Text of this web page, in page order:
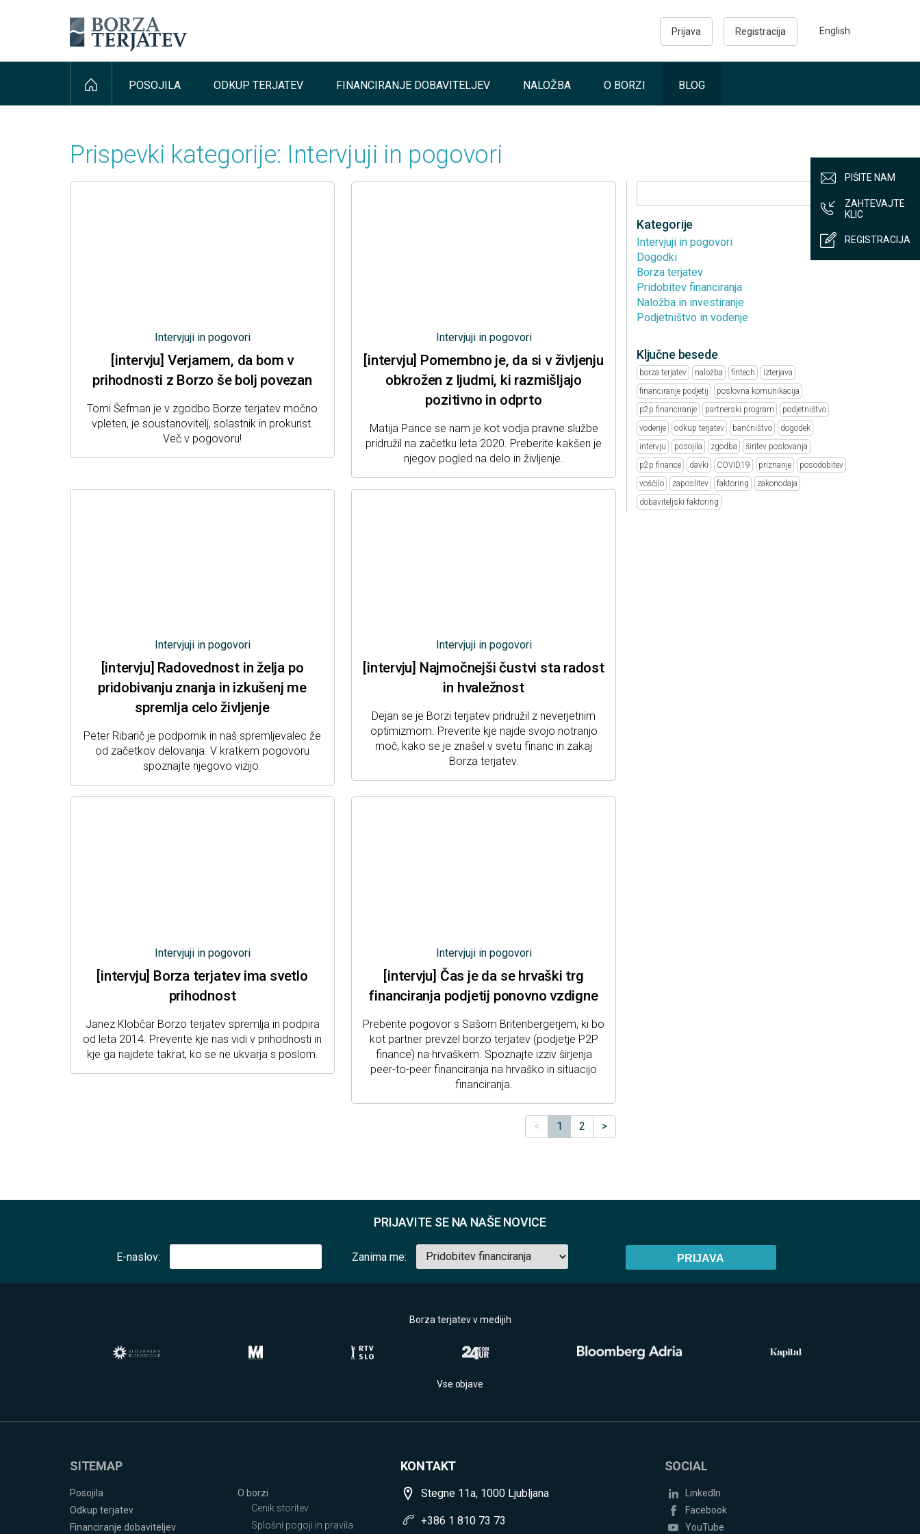
PIŠITE NAM
ZAHTEVAJTE
KLIC
REGISTRACIJA
Prijava Registracija English
POSOJILA ODKUP TERJATEV FINANCIRANJE DOBAVITELJEV NALOŽBA O BORZI BLOG
Prispevki kategorije: Intervjuji in pogovori
Intervjuji in pogovori
[intervju] Verjamem, da bom v
prihodnosti z Borzo še bolj povezan
Tomi Šefman je v zgodbo Borze terjatev močno
vpleten, je soustanovitelj, solastnik in prokurist.
Več v pogovoru!
Intervjuji in pogovori
[intervju] Pomembno je, da si v življenju
obkrožen z ljudmi, ki razmišljajo
pozitivno in odprto
Matija Pance se nam je kot vodja pravne službe
pridružil na začetku leta 2020. Preberite kakšen je
njegov pogled na delo in življenje.
Intervjuji in pogovori
[intervju] Radovednost in želja po
pridobivanju znanja in izkušenj me
spremlja celo življenje
Peter Ribarič je podpornik in naš spremljevalec že
od začetkov delovanja. V kratkem pogovoru
spoznajte njegovo vizijo.
Intervjuji in pogovori
[intervju] Najmočnejši čustvi sta radost
in hvaležnost
Dejan se je Borzi terjatev pridružil z neverjetnim
optimizmom. Preverite kje najde svojo notranjo
moč, kako se je znašel v svetu financ in zakaj
Borza terjatev.
Intervjuji in pogovori
[intervju] Borza terjatev ima svetlo
prihodnost
Janez Klobčar Borzo terjatev spremlja in podpira
od leta 2014. Preverite kje nas vidi v prihodnosti in
kje ga najdete takrat, ko se ne ukvarja s poslom.
Intervjuji in pogovori
[intervju] Čas je da se hrvaški trg
financiranja podjetij ponovno vzdigne
Preberite pogovor s Sašom Britenbergerjem, ki bo
kot partner prevzel borzo terjatev (podjetje P2P
finance) na hrvaškem. Spoznajte izziv širjenja
peer-to-peer financiranja na hrvaško in situacijo
financiranja.
< 1 2 >
Kategorije
Intervjuji in pogovori
Dogodki
Borza terjatev
Pridobitev financiranja
Naložba in investiranje
Podjetništvo in vodenje
Ključne besede
borza terjatev naložba fintech
izterjava
financiranje podjetij
poslovna komunikacija
p2p financiranje
partnerski program
podjetništvo
vodenje
odkup terjatev bančništvo
dogodek
intervju
posojila zgodba
širitev poslovanja
p2p finance
davki COVID19 priznanje
posodobitev
voščilo
zaposlitev faktoring
zakonodaja
dobaviteljski faktoring
PRIJAVITE SE NA NAŠE NOVICE
E-naslov: Zanima me:
Borza terjatev v medijih
Vse objave
SITEMAP
Posojila
Odkup terjatev
Financiranje dobaviteljev
O borzi
Cenik storitev
Splošni pogoji in pravila
KONTAKT
Stegne 11a, 1000 Ljubljana
+386 1 810 73 73
SOCIAL
LinkedIn
Facebook
YouTube